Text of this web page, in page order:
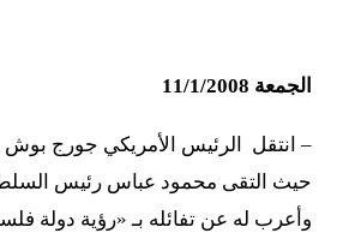
الجمعة 11/1/2008
– انتقل الرئيس الأمريكي جورج بوش
حيث التقى محمود عباس رئيس
وأعرب له عن تفائله بـ «رؤية دولة